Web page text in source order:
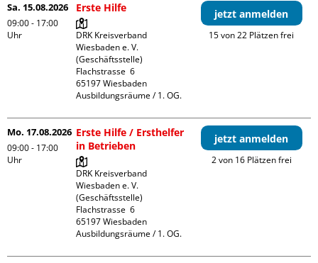
Sa. 15.08.2026
09:00 - 17:00
Uhr
Erste Hilfe
DRK Kreisverband
Wiesbaden e. V.
(Geschäftsstelle)
Flachstrasse  6
65197 Wiesbaden
Ausbildungsräume / 1. OG.
jetzt anmelden
15 von 22 Plätzen frei
Mo. 17.08.2026
09:00 - 17:00
Uhr
Erste Hilfe / Ersthelfer
in Betrieben
DRK Kreisverband
Wiesbaden e. V.
(Geschäftsstelle)
Flachstrasse  6
65197 Wiesbaden
Ausbildungsräume / 1. OG.
jetzt anmelden
2 von 16 Plätzen frei